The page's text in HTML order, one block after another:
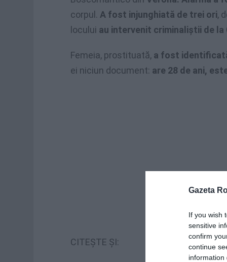
Gazeta
If you wish
sensitive
confirm
continue
information
corpul. A fost injunghiată de trei ori,
locului au intervenit criminaliştii de la
Femeia, prostituată, a fost
ei niciun document: are 28 de ani,
CITEȘTE ȘI: